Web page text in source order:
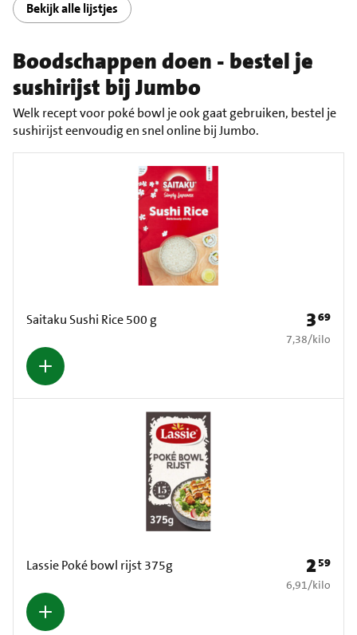
Bekijk alle lijstjes
Boodschappen doen - bestel je
sushirijst bij Jumbo
Welk recept voor poké bowl je ook gaat gebruiken, bestel je
sushirijst eenvoudig en snel online bij Jumbo.
Saitaku Sushi Rice 500 g Prijs: €
369
€ 7,38 per kilo
7,38/kilo
Lassie Poké bowl rijst 375g Prijs: €
259
€ 6,91 per kilo
6,91/kilo